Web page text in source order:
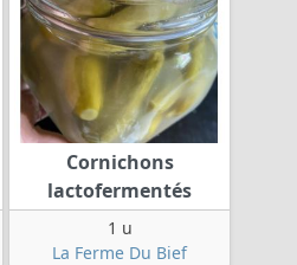
Cornichons
lactofermentés
1 u
La Ferme Du Bief